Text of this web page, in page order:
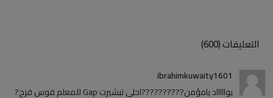
التعليقات (600)
ibrahimkuwaity1601
يواااااد يامؤمن??????????احلى تيشيرت Gap للمعلم قوس قزح?